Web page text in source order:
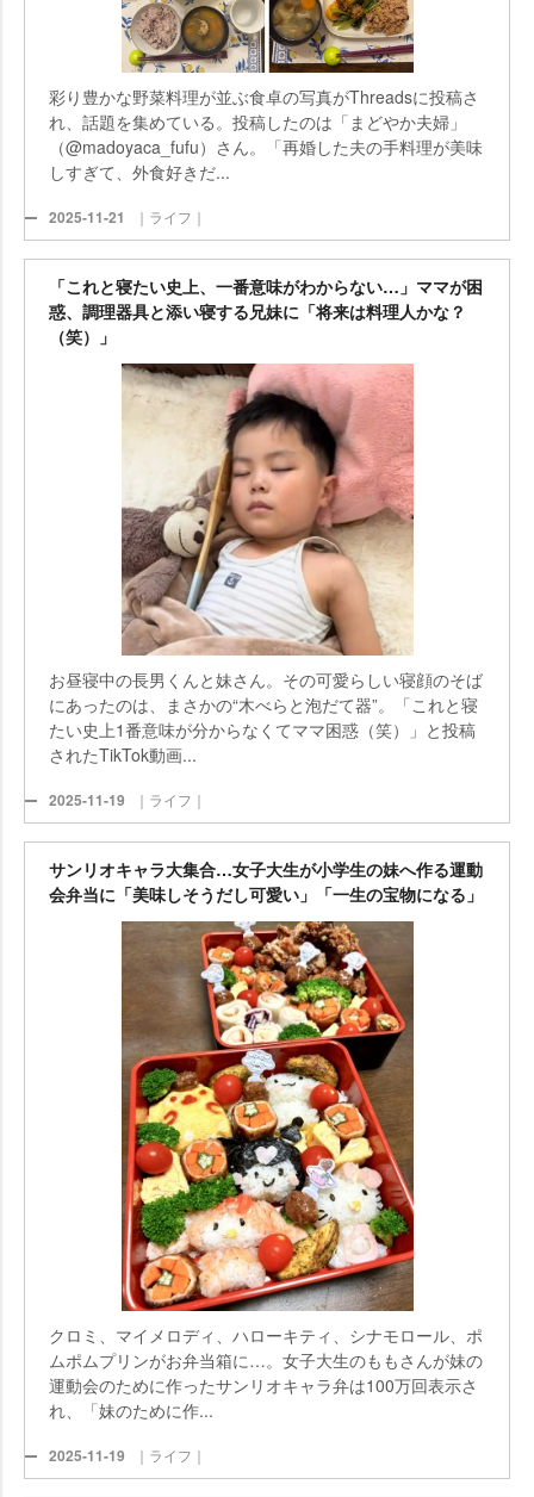
彩り豊かな野菜料理が並ぶ食卓の写真がThreadsに投稿さ
れ、話題を集めている。投稿したのは「まどやか夫婦」
（@madoyaca_fufu）さん。「再婚した夫の手料理が美味
しすぎて、外食好きだ...
2025-11-21 ｜ライフ｜
「これと寝たい史上、一番意味がわからない…」ママが困
惑、調理器具と添い寝する兄妹に「将来は料理人かな？
（笑）」
お昼寝中の長男くんと妹さん。その可愛らしい寝顔のそば
にあったのは、まさかの“木べらと泡だて器”。「これと寝
たい史上1番意味が分からなくてママ困惑（笑）」と投稿
されたTikTok動画...
2025-11-19 ｜ライフ｜
サンリオキャラ大集合…女子大生が小学生の妹へ作る運動
会弁当に「美味しそうだし可愛い」「一生の宝物になる」
クロミ、マイメロディ、ハローキティ、シナモロール、ポ
ムポムプリンがお弁当箱に…。女子大生のももさんが妹の
運動会のために作ったサンリオキャラ弁は100万回表示さ
れ、「妹のために作...
2025-11-19 ｜ライフ｜